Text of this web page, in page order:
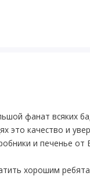
фанат всяких
это качество и
и печенье от
хорошим